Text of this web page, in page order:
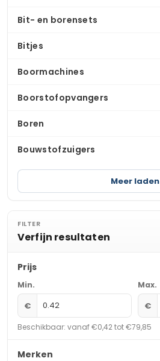
Bit- en borensets
Bitjes
Boormachines
Boorstofopvangers
Boren
Bouwstofzuigers
Meer laden
FILTER
Verfijn resultaten
Prijs
Min.
€
Max.
€
Beschikbaar: vanaf €0,42 tot €79,85
Merken